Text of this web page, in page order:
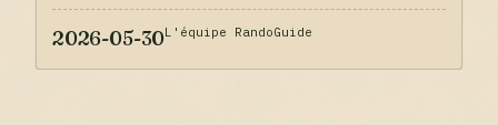
2026-05-30L'équipe RandoGuide